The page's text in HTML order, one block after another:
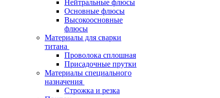
Нейтральные флюсы
Основные флюсы
Высокоосновные
флюсы
Материалы для сварки
титана
Проволока сплошная
Присадочные прутки
Материалы специального
назначения
Строжка и резка